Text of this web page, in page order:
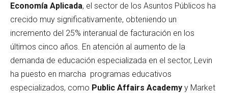
Economía Aplicada, el sector de los Asuntos Públicos ha
crecido muy significativamente, obteniendo un
incremento del 25% interanual de facturación en los
últimos cinco años. En atención al aumento de la
demanda de educación especializada en el sector, Levin
ha puesto en marcha programas educativos
especializados, como Public Affairs Academy y Market